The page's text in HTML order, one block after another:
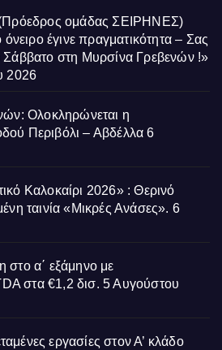
(Πρόεδρος ομάδας ΣΕΙΡΗΝΕΣ)
έγινε πραγματικότητα – Σας
Σάββατο στη Μυρσίνα Γρεβενών !»
2026
Ολοκληρώνεται η
Περιβόλι – Αβδέλλα 6
Καλοκαίρι 2026» : Θερινό
ταινία «Μικρές Ανάσες». 6
α΄ εξάμηνο με
στα €1,2 δισ. 5 Αυγούστου
εργασίες στον Α’ κλάδο